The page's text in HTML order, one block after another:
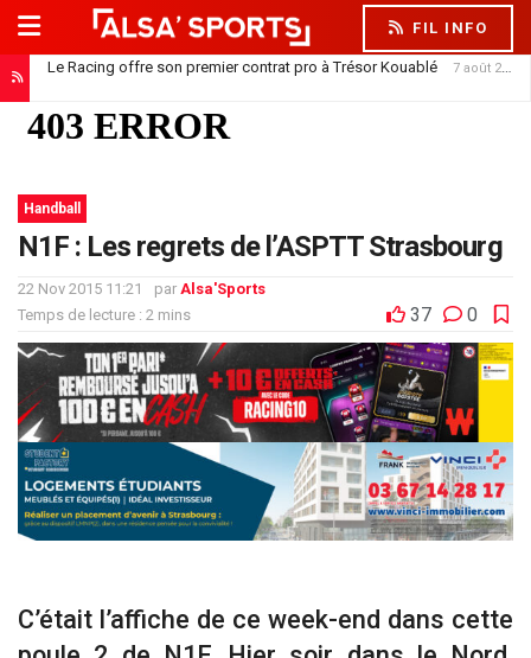
FIL INFO
Le Racing offre son premier contrat pro à Trésor Kouablé 7 août 2026
Handball
N1F : Les regrets de l’ASPTT Strasbourg
22 Nov 2015 11:21 par Alsa'Sports
Temps de lecture : 2 mins
37 0
C’était l’affiche de ce week-end dans cette